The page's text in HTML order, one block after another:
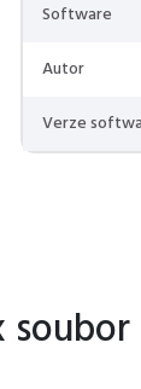
Software
Autor
Verze
soubor